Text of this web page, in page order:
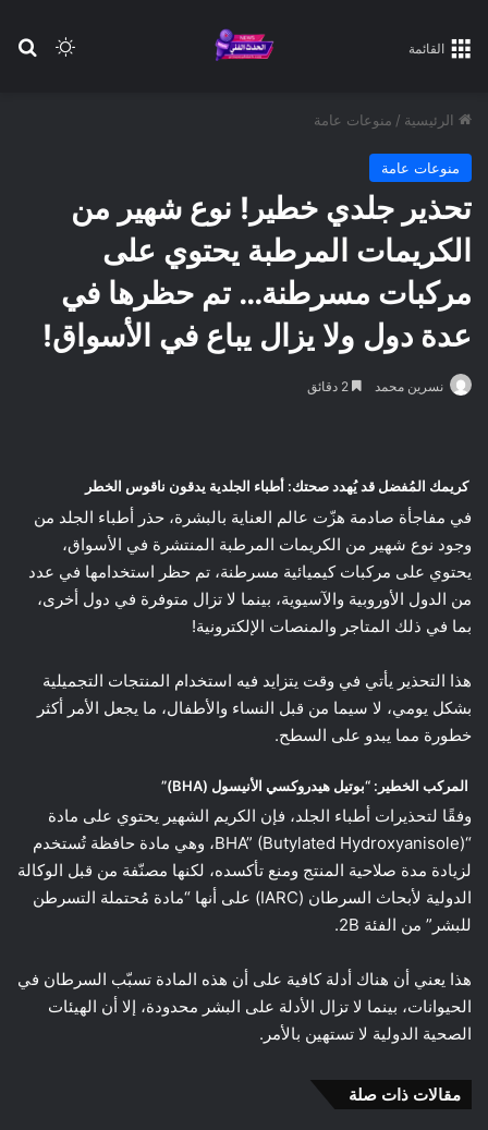
الوضع القائمة
الرئيسية / منوعات عامة
منوعات عامة
تحذير جلدي خطير! نوع شهير من
الكريمات المرطبة يحتوي على
مركبات مسرطنة… تم حظرها في
عدة دول ولا يزال يباع في الأسواق!
نسرين محمد
كريمك المُفضل قد يُهدد صحتك: أطباء الجلدية يدقون ناقوس الخطر
في مفاجأة صادمة هزّت عالم العناية بالبشرة، حذر أطباء الجلد من
وجود نوع شهير من الكريمات المرطبة المنتشرة في الأسواق،
يحتوي على مركبات كيميائية مسرطنة، تم حظر استخدامها في عدد
من الدول الأوروبية والآسيوية، بينما لا تزال متوفرة في دول أخرى،
بما في ذلك المتاجر والمنصات الإلكترونية!
هذا التحذير يأتي في وقت يتزايد فيه استخدام المنتجات التجميلية
بشكل يومي، لا سيما من قبل النساء والأطفال، ما يجعل الأمر أكثر
خطورة مما يبدو على السطح.
المركب الخطير: “بوتيل هيدروكسي الأنيسول (BHA)”
وفقًا لتحذيرات أطباء الجلد، فإن الكريم الشهير يحتوي على مادة
“BHA” (Butylated Hydroxyanisole)، وهي مادة حافظة تُستخدم
لزيادة مدة صلاحية المنتج ومنع تأكسده، لكنها مصنّفة من قبل الوكالة
الدولية لأبحاث السرطان (IARC) على أنها “مادة مُحتملة التسرطن
للبشر” من الفئة 2B.
هذا يعني أن هناك أدلة كافية على أن هذه المادة تسبّب السرطان في
الحيوانات، بينما لا تزال الأدلة على البشر محدودة، إلا أن الهيئات
الصحية الدولية لا تستهين بالأمر.
مقالات ذات صلة